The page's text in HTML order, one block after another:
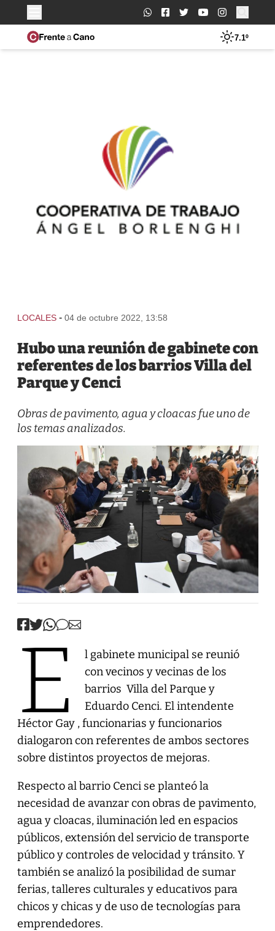
Buscar:
7.1º
LOCALES - 04 de octubre 2022, 13:58
Hubo una reunión de gabinete con
referentes de los barrios Villa del
Parque y Cenci
Obras de pavimento, agua y cloacas fue uno de
los temas analizados.
E
l gabinete municipal se reunió
con vecinos y vecinas de los
barrios Villa del Parque y
Eduardo Cenci. El intendente
Héctor Gay , funcionarias y funcionarios
dialogaron con referentes de ambos sectores
sobre distintos proyectos de mejoras.
Respecto al barrio Cenci se planteó la
necesidad de avanzar con obras de pavimento,
agua y cloacas, iluminación led en espacios
públicos, extensión del servicio de transporte
público y controles de velocidad y tránsito. Y
también se analizó la posibilidad de sumar
ferias, talleres culturales y educativos para
chicos y chicas y de uso de tecnologías para
emprendedores.